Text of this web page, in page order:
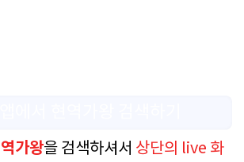
가왕을 검색하셔서 상단의 live 화